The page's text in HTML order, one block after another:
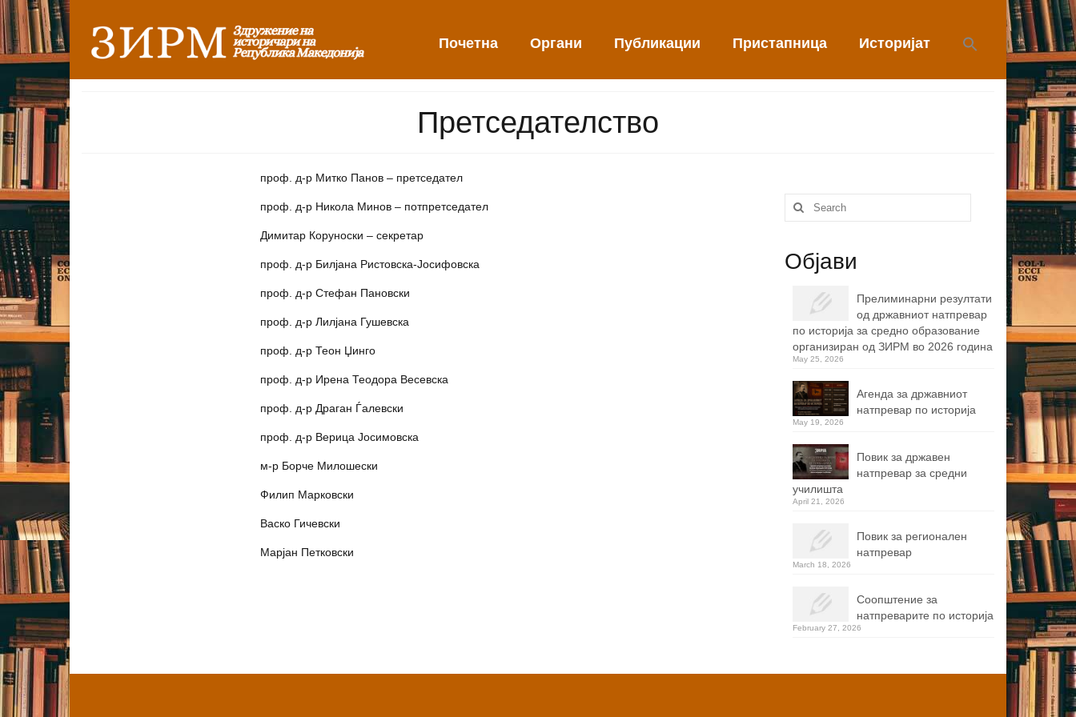
Почетна Органи Публикации Пристапница Историјат
Претседателство
проф. д-р Митко Панов – претседател
проф. д-р Никола Минов – потпретседател
Димитар Коруноски – секретар
проф. д-р Билјана Ристовска-Јосифовска
проф. д-р Стефан Пановски
проф. д-р Лилјана Гушевска
проф. д-р Теон Џинго
проф. д-р Ирена Теодора Весевска
проф. д-р Драган Ѓалевски
проф. д-р Верица Јосимовска
м-р Борче Милошески
Филип Марковски
Васко Гичевски
Марјан Петковски
Search
for:
Објави
Прелиминарни резултати
од државниот натпревар
по историја за средно образование
организиран од ЗИРМ во 2026 година
May 25, 2026
Агенда за државниот
натпревар по историја
May 19, 2026
Повик за државен
натпревар за средни
училишта
April 21, 2026
Повик за регионален
натпревар
March 18, 2026
Соопштение за
натпреварите по историја
February 27, 2026